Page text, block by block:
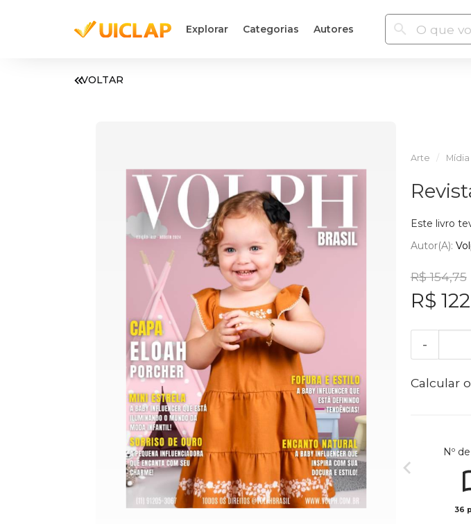
Explorar Categorias Autores
VOLTAR
Arte Mídia
Este livro
Autor(a):
R$ 154,75
R$
-
Calcular
Nº
36